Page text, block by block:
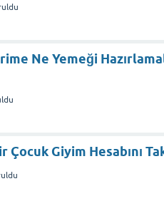
Ne Yemeği
Çocuk Giyim Hesabını